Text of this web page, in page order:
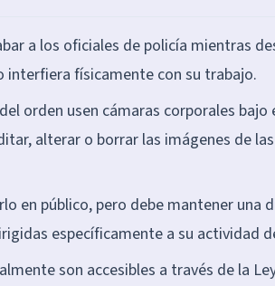
a los oficiales de policía mientras
interfiera físicamente con su trabajo.
orden usen cámaras corporales bajo
alterar o borrar las imágenes de
en público, pero debe mantener una
específicamente a su actividad
son accesibles a través de la